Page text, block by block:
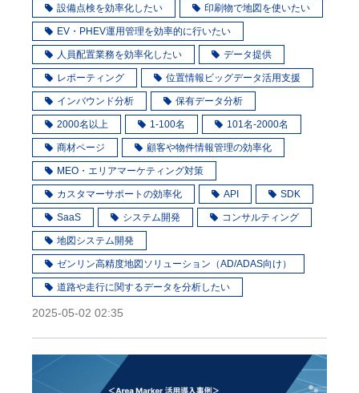
設備点検を効率化したい 印刷物で地図を使いたい
EV・PHEV運用管理を効率的に行いたい
人員配置業務を効率化したい データ提供
レポーティング 位置情報ビッグデータ活用支援
インバウンド分析 保有データ分析
2000名以上 1-100名 101名-2000名
商材ページ 顧客や物件情報管理の効率化
MEO・エリアマーケティング対策
カスタマーサポートの効率化 API SDK
SaaS システム開発 コンサルティング
地図システム開発
ゼンリン高精度地図ソリューション（AD/ADAS向け）
道路や走行に関するデータを分析したい
2025-05-02 02:35